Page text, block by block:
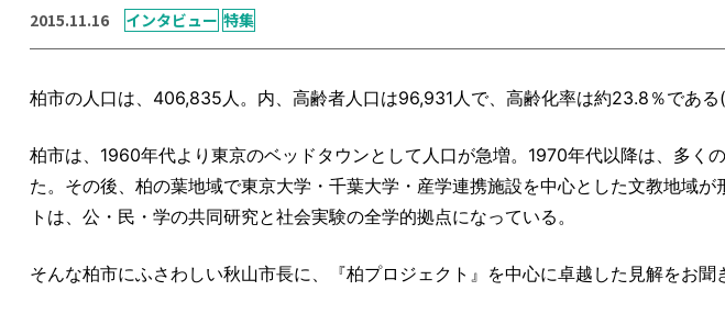
2015.11.16 インタビュー 特集
柏市の人口は、406,835人。内、高齢者人口は96,931人で、高齢化率は約23.8％である(
柏市は、1960年代より東京のベッドタウンとして人口が急増。1970年代以降は、多く
た。その後、柏の葉地域で東京大学・千葉大学・産学連携施設を中心とした文教地域
トは、公・民・学の共同研究と社会実験の全学的拠点になっている。
そんな柏市にふさわしい秋山市長に、『柏プロジェクト』を中心に卓越した見解をお聞